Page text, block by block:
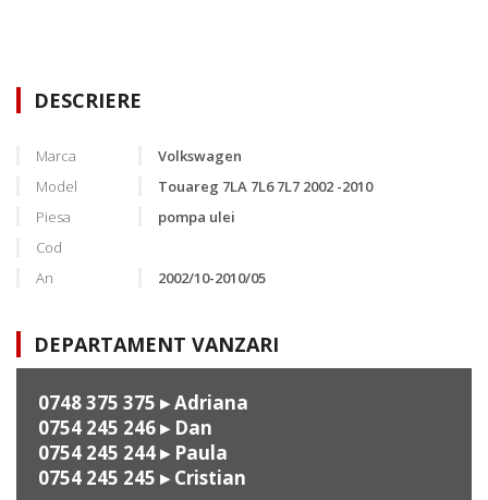
DESCRIERE
Marca
Volkswagen
Model
Touareg 7LA 7L6 7L7 2002 -2010
Piesa
pompa ulei
Cod
An
2002/10-2010/05
DEPARTAMENT VANZARI
0748 375 375 ▸ Adriana
0754 245 246▸ Dan
0754 245 244▸ Paula
0754 245 245 ▸ Cristian